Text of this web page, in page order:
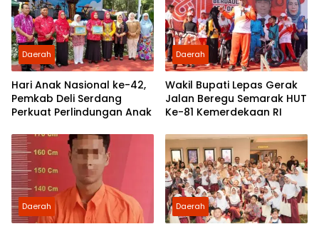
Daerah
Hari Anak Nasional ke-42,
Pemkab Deli Serdang
Perkuat Perlindungan Anak
Daerah
Wakil Bupati Lepas Gerak
Jalan Beregu Semarak HUT
Ke-81 Kemerdekaan RI
Daerah Daerah